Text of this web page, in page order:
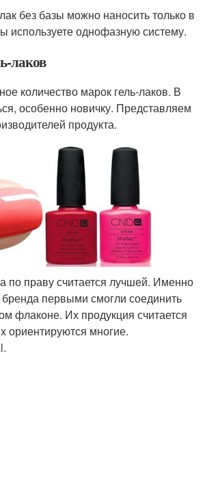
без базы можно наносить только в
используете однофазную систему.
лаков
количество марок гель-лаков. В
особенно новичку. Представляем
продукта.
по праву считается лучшей. Именно
бренда первыми смогли соединить
флаконе. Их продукция считается
ориентируются многие.